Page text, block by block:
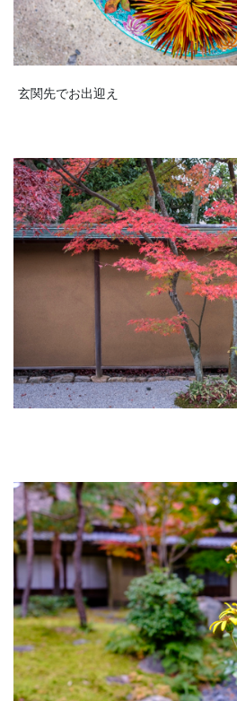
玄関先でお出迎え